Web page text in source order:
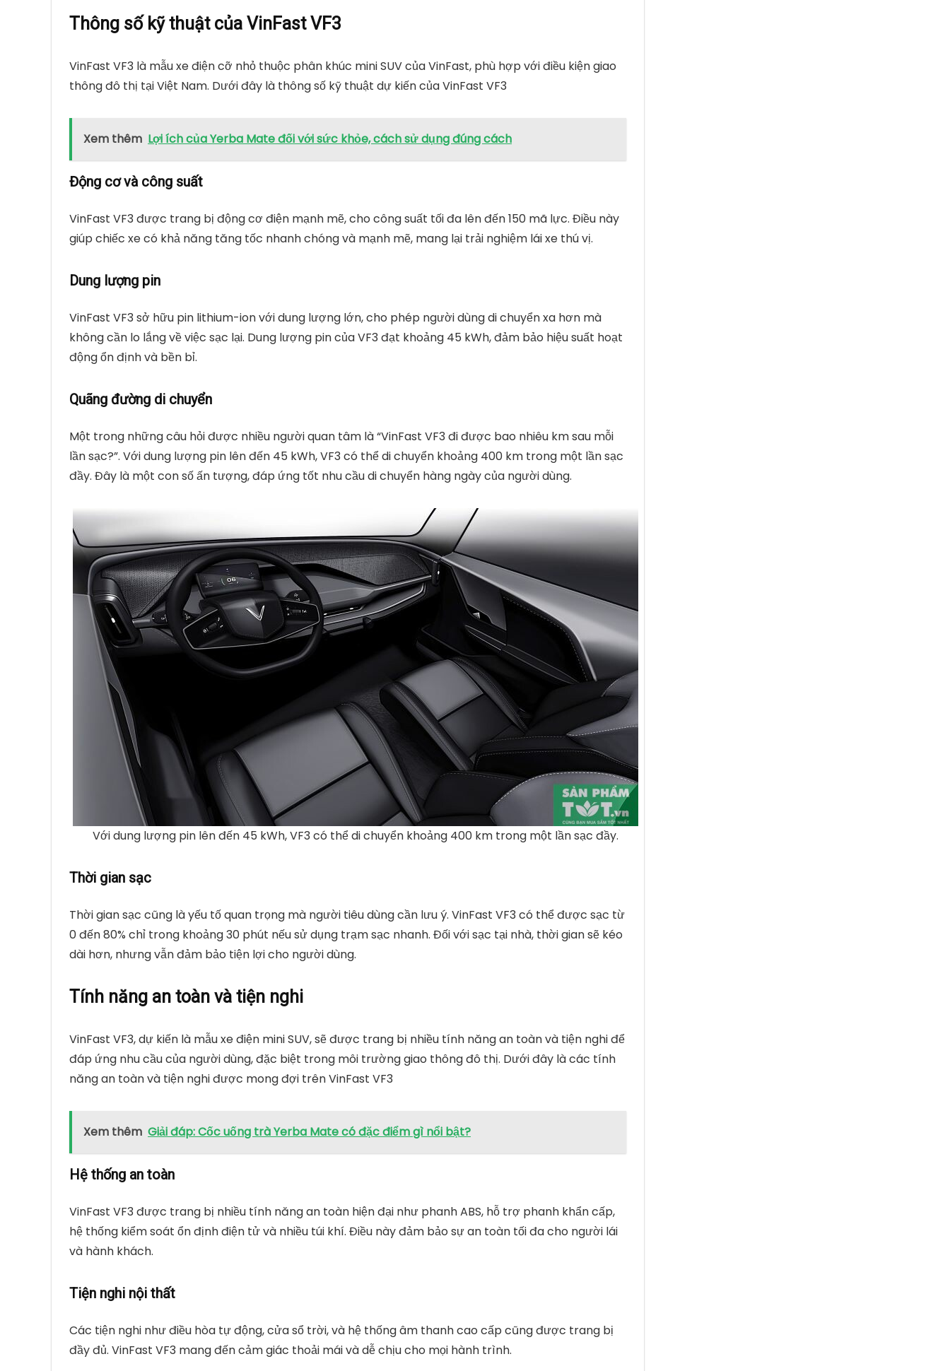
Thông số kỹ thuật của VinFast VF3
VinFast VF3 là mẫu xe điện cỡ nhỏ thuộc phân khúc mini SUV của VinFast, phù hợp với điều kiện giao
thông đô thị tại Việt Nam. Dưới đây là thông số kỹ thuật dự kiến của VinFast VF3
Xem thêm Lợi ích của Yerba Mate đối với sức khỏe, cách sử dụng đúng cách
Động cơ và công suất
VinFast VF3 được trang bị động cơ điện mạnh mẽ, cho công suất tối đa lên đến 150 mã lực. Điều này
giúp chiếc xe có khả năng tăng tốc nhanh chóng và mạnh mẽ, mang lại trải nghiệm lái xe thú vị.
Dung lượng pin
VinFast VF3 sở hữu pin lithium-ion với dung lượng lớn, cho phép người dùng di chuyển xa hơn mà
không cần lo lắng về việc sạc lại. Dung lượng pin của VF3 đạt khoảng 45 kWh, đảm bảo hiệu suất hoạt
động ổn định và bền bỉ.
Quãng đường di chuyển
Một trong những câu hỏi được nhiều người quan tâm là “VinFast VF3 đi được bao nhiêu km sau mỗi
lần sạc?”. Với dung lượng pin lên đến 45 kWh, VF3 có thể di chuyển khoảng 400 km trong một lần sạc
đầy. Đây là một con số ấn tượng, đáp ứng tốt nhu cầu di chuyển hàng ngày của người dùng.
Với dung lượng pin lên đến 45 kWh, VF3 có thể di chuyển khoảng 400 km trong một lần sạc đầy.
Thời gian sạc
Thời gian sạc cũng là yếu tố quan trọng mà người tiêu dùng cần lưu ý. VinFast VF3 có thể được sạc từ
0 đến 80% chỉ trong khoảng 30 phút nếu sử dụng trạm sạc nhanh. Đối với sạc tại nhà, thời gian sẽ kéo
dài hơn, nhưng vẫn đảm bảo tiện lợi cho người dùng.
Tính năng an toàn và tiện nghi
VinFast VF3, dự kiến là mẫu xe điện mini SUV, sẽ được trang bị nhiều tính năng an toàn và tiện nghi để
đáp ứng nhu cầu của người dùng, đặc biệt trong môi trường giao thông đô thị. Dưới đây là các tính
năng an toàn và tiện nghi được mong đợi trên VinFast VF3
Xem thêm Giải đáp: Cốc uống trà Yerba Mate có đặc điểm gì nổi bật?
Hệ thống an toàn
VinFast VF3 được trang bị nhiều tính năng an toàn hiện đại như phanh ABS, hỗ trợ phanh khẩn cấp,
hệ thống kiểm soát ổn định điện tử và nhiều túi khí. Điều này đảm bảo sự an toàn tối đa cho người lái
và hành khách.
Tiện nghi nội thất
Các tiện nghi như điều hòa tự động, cửa sổ trời, và hệ thống âm thanh cao cấp cũng được trang bị
đầy đủ. VinFast VF3 mang đến cảm giác thoải mái và dễ chịu cho mọi hành trình.